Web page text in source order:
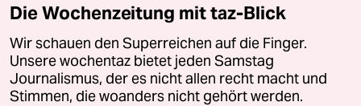
Die Wochenzeitung mit taz-Blick
Wir schauen den Superreichen auf die Finger.
Unsere wochentaz bietet jeden Samstag
Journalismus, der es nicht allen recht macht und
Stimmen, die woanders nicht gehört werden.